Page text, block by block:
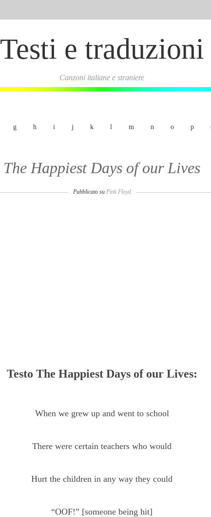
Testi e traduzioni
Canzoni italiane e straniere
g h i j k l m n o p
The Happiest Days of our Lives
Pubblicato su Pink Floyd
Testo The Happiest Days of our Lives:
When we grew up and went to school
There were certain teachers who would
Hurt the children in any way they could
“OOF!” [someone being hit]